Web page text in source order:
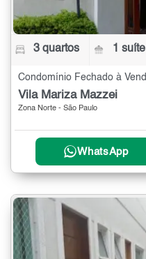
3 quartos 1 suíte
Vila Mariza Mazzei
Zona Norte - São Paulo
WhatsApp